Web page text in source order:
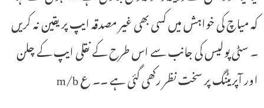
کہ میاچ کی خواہش میں کسی بھی غیر مصدقہ ایپ پر یقین نہ کریں
۔ سٹی پولیس کی جانب سے اس طرح کے نقلی ایپ کے چلن
اور آپریٹنگ پر سخت نظر رکھی گئی ہے ۔۔ ع m/b